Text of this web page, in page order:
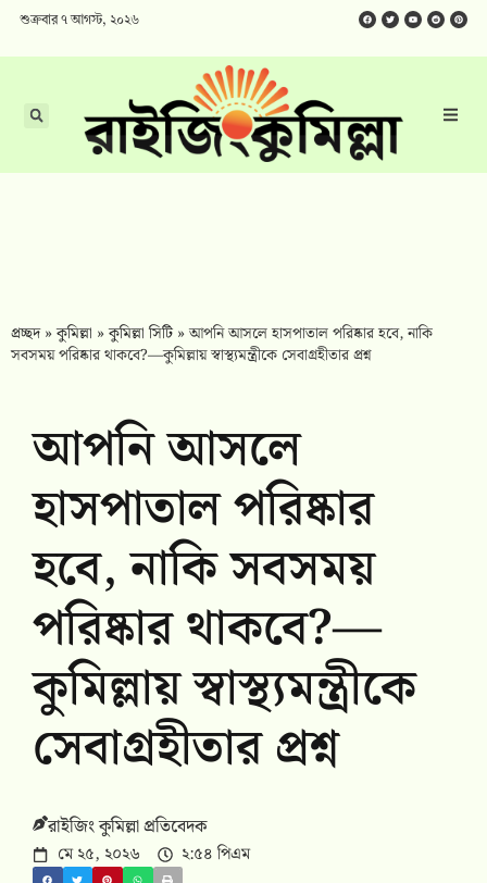
শুক্রবার ৭ আগস্ট, ২০২৬
প্রচ্ছদ»কুমিল্লা »কুমিল্লা সিটি »আপনি আসলে হাসপাতাল পরিষ্কার হবে, নাকি
সবসময় পরিষ্কার থাকবে?—কুমিল্লায় স্বাস্থ্যমন্ত্রীকে সেবাগ্রহীতার প্রশ্ন
আপনি আসলে
হাসপাতাল পরিষ্কার
হবে, নাকি সবসময়
পরিষ্কার থাকবে?—
কুমিল্লায় স্বাস্থ্যমন্ত্রীকে
সেবাগ্রহীতার প্রশ্ন
রাইজিং কুমিল্লা প্রতিবেদক
মে ২৫, ২০২৬ ২:৫৪ পিএম